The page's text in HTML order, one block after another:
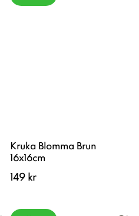
Kruka Blomma Brun
16x16cm
149 kr